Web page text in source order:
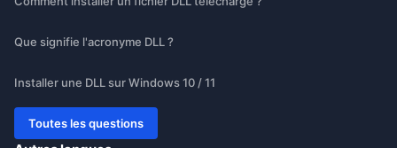
Que signifie l'acronyme DLL ?
Installer une DLL sur Windows 10 / 11
Toutes les questions